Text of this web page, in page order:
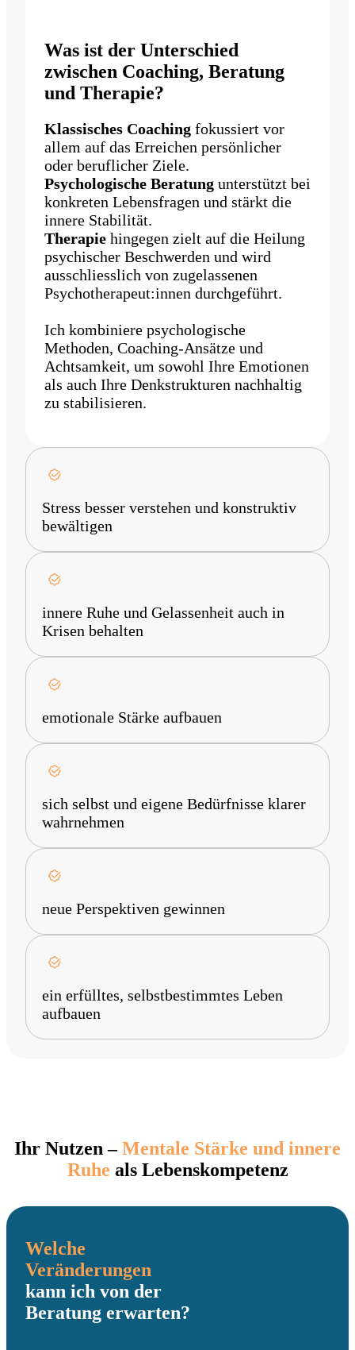
Was ist der Unterschied
zwischen Coaching, Beratung
und Therapie?
Klassisches Coaching fokussiert vor
allem auf das Erreichen persönlicher
oder beruflicher Ziele.
Psychologische Beratung unterstützt bei
konkreten Lebensfragen und stärkt die
innere Stabilität.
Therapie hingegen zielt auf die Heilung
psychischer Beschwerden und wird
ausschliesslich von zugelassenen
Psychotherapeut:innen durchgeführt.
Ich kombiniere psychologische
Methoden, Coaching-Ansätze und
Achtsamkeit, um sowohl Ihre Emotionen
als auch Ihre Denkstrukturen nachhaltig
zu stabilisieren.
Stress besser verstehen und konstruktiv
bewältigen
innere Ruhe und Gelassenheit auch in
Krisen behalten
emotionale Stärke aufbauen
sich selbst und eigene Bedürfnisse klarer
wahrnehmen
neue Perspektiven gewinnen
ein erfülltes, selbstbestimmtes Leben
aufbauen
Ihr Nutzen –Mentale Stärke und innere
Ruhe als Lebenskompetenz
Welche
Veränderungen
kann ich von der
Beratung erwarten?